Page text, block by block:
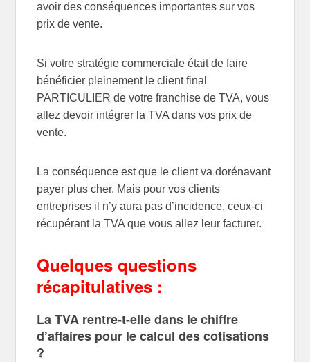
avoir des conséquences importantes sur vos
prix de vente.
Si votre stratégie commerciale était de faire
bénéficier pleinement le client final
PARTICULIER de votre franchise de TVA, vous
allez devoir intégrer la TVA dans vos prix de
vente.
La conséquence est que le client va dorénavant
payer plus cher. Mais pour vos clients
entreprises il n’y aura pas d’incidence, ceux-ci
récupérant la TVA que vous allez leur facturer.
Quelques questions
récapitulatives :
La TVA rentre-t-elle dans le chiffre
d’affaires pour le calcul des cotisations
?